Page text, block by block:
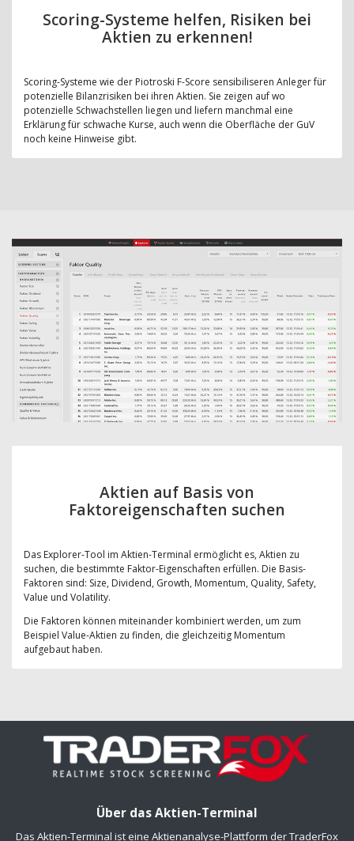
Scoring-Systeme helfen, Risiken bei
Aktien zu erkennen!
Scoring-Systeme wie der Piotroski F-Score sensibiliseren Anleger für
potenzielle Bilanzrisiken bei ihren Aktien. Sie zeigen auf wo
potenzielle Schwachstellen liegen und liefern manchmal eine
Erklärung für schwache Kurse, auch wenn die Oberfläche der GuV
noch keine Hinweise gibt.
Aktien auf Basis von
Faktoreigenschaften suchen
Das Explorer-Tool im Aktien-Terminal ermöglicht es, Aktien zu
suchen, die bestimmte Faktor-Eigenschaften erfüllen. Die Basis-
Faktoren sind: Size, Dividend, Growth, Momentum, Quality, Safety,
Value und Volatility.
Die Faktoren können miteinander kombiniert werden, um zum
Beispiel Value-Aktien zu finden, die gleichzeitig Momentum
aufgebaut haben.
Über das Aktien-Terminal
Das Aktien-Terminal ist eine Aktienanalyse-Plattform der TraderFox